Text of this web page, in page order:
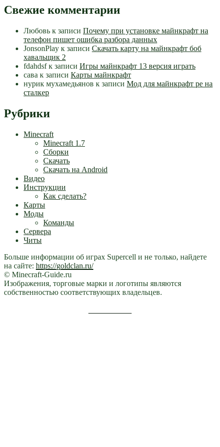
Свежие комментарии
Любовь к записи Почему при установке майнкрафт на
телефон пишет ошибка разбора данных
JonsonPlay к записи Скачать карту на майнкрафт боб
хавальщик 2
fdahdsfк записи Игры майнкрафт 13 версия играть
сава к записи Карты майнкрафт
нурик мухамедьянов к записи Мод для майнкрафт pe на
сталкер
Рубрики
Minecraft
Minecraft 1.7
Сборки
Скачать
Скачать на Android
Видео
Инструкции
Как сделать?
Карты
Моды
Команды
Сервера
Читы
Больше информации об играх Supercell и не только, найдете
на сайте: https://goldclan.ru/
© Minecraft-Guide.ru
Изображения, торговые марки и логотипы являются
собственностью соответствующих владельцев.